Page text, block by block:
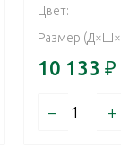
Цвет:
Размер
10 133 ₽
– +